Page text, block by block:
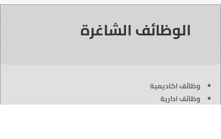
الوظائف الشاغرة
وظائف اكاديمية
وظائف ادارية